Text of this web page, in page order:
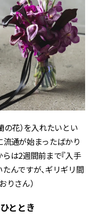
の花）を入れたいとい
流通が始まったばかり
らは2週間前まで『入手
んですが、ギリギリ間
りさん）
ととき